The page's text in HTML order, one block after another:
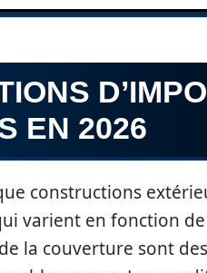
EN 2026
constructions
varient en fonction
la couverture sont